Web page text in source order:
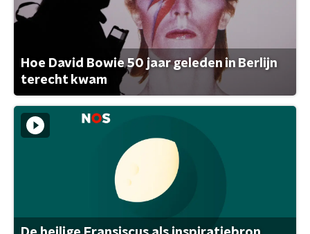
Hoe David Bowie 50 jaar geleden in Berlijn
terecht kwam